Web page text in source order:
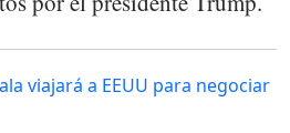
viajará a EEUU para negociar